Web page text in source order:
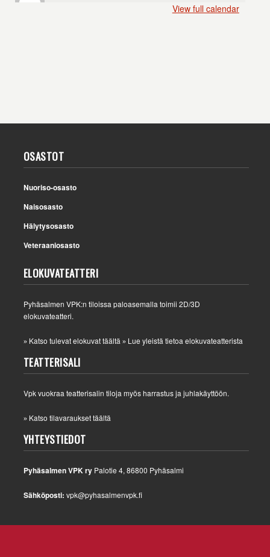
View full calendar
OSASTOT
Nuoriso-osasto
Naisosasto
Hälytysosasto
Veteraaniosasto
ELOKUVATEATTERI
Pyhäsalmen VPK:n tiloissa paloasemalla toimii 2D/3D
elokuvateatteri.
» Katso tulevat elokuvat täältä » Lue yleistä tietoa elokuvateatterista
TEATTERISALI
Vpk vuokraa teatterisalin tiloja myös harrastus ja juhlakäyttöön.
» Katso tilavaraukset täältä
YHTEYSTIEDOT
Pyhäsalmen VPK ry Palotie 4, 86800 Pyhäsalmi
Sähköposti: vpk@pyhasalmenvpk.fi